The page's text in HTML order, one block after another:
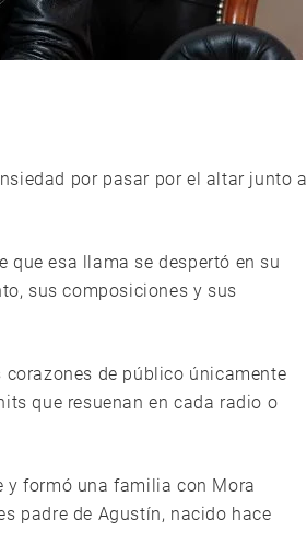
por pasar por el altar junto a
que esa llama se despertó en su
sus composiciones y sus
de público únicamente
que resuenan en cada radio o
y formó una familia con Mora
padre de Agustín, nacido hace